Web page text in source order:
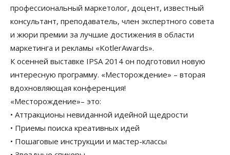
профессиональный маркетолог, доцент, известный
консультант, преподаватель, член экспертного совета
и жюри премии за лучшие достижения в области
маркетинга и рекламы «KotlerAwards».
К осенней выставке IPSA 2014 он подготовил новую
интересную программу. «Месторождение» – вторая
вдохновляющая конференция!
«Месторождение»– это:
• Аттракционы невиданной идейной щедрости
• Приемы поиска креативных идей
• Пошаговые инструкции и мастер-классы